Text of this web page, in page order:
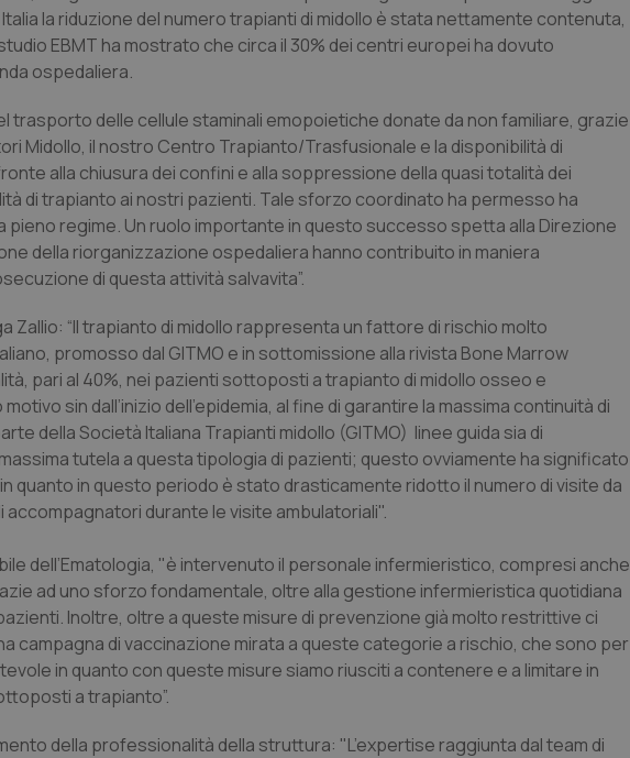
la riduzione del numero trapianti di midollo è stata nettamente contenuta,
EBMT ha mostrato che circa il 30% dei centri europei ha dovuto
ospedaliera.
trasporto delle cellule staminali emopoietiche donate da non familiare, grazie
Midollo, il nostro Centro Trapianto/Trasfusionale e la disponibilità di
alla chiusura dei confini e alla soppressione della quasi totalità dei
di trapianto ai nostri pazienti. Tale sforzo coordinato ha permesso ha
regime. Un ruolo importante in questo successo spetta alla Direzione
della riorganizzazione ospedaliera hanno contribuito in maniera
di questa attività salvavita”.
Zallio: “Il trapianto di midollo rappresenta un fattore di rischio molto
promosso dal GITMO e in sottomissione alla rivista Bone Marrow
pari al 40%, nei pazienti sottoposti a trapianto di midollo osseo e
sin dall’inizio dell’epidemia, al fine di garantire la massima continuità di
della Società Italiana Trapianti midollo (GITMO) linee guida sia di
tutela a questa tipologia di pazienti; questo ovviamente ha significato
quanto in questo periodo è stato drasticamente ridotto il numero di visite da
durante le visite ambulatoriali".
dell’Ematologia, "è intervenuto il personale infermieristico, compresi anche
ad uno sforzo fondamentale, oltre alla gestione infermieristica quotidiana
Inoltre, oltre a queste misure di prevenzione già molto restrittive ci
campagna di vaccinazione mirata a queste categorie a rischio, che sono per
in quanto con queste misure siamo riusciti a contenere e a limitare in
a trapianto”.
della professionalità della struttura: "L’expertise raggiunta dal team di